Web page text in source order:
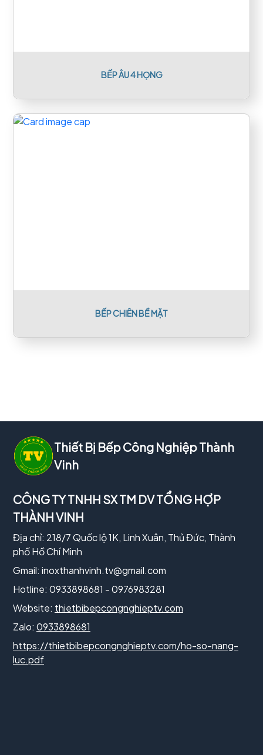
BẾP ÂU 4 HỌNG
BẾP CHIÊN BỀ MẶT
Thiết Bị Bếp Công Nghiệp Thành
Vinh
CÔNG TY TNHH SX TM DV TỔNG HỢP
THÀNH VINH
Địa chỉ: 218/7 Quốc lộ 1K, Linh Xuân, Thủ Đức, Thành
phố Hồ Chí Minh
Gmail: inoxthanhvinh.tv@gmail.com
Hotline: 0933898681 - 0976983281
Website: thietbibepcongnghieptv.com
Zalo: 0933898681
https://thietbibepcongnghieptv.com/ho-so-nang-
luc.pdf